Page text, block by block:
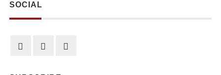
SOCIAL